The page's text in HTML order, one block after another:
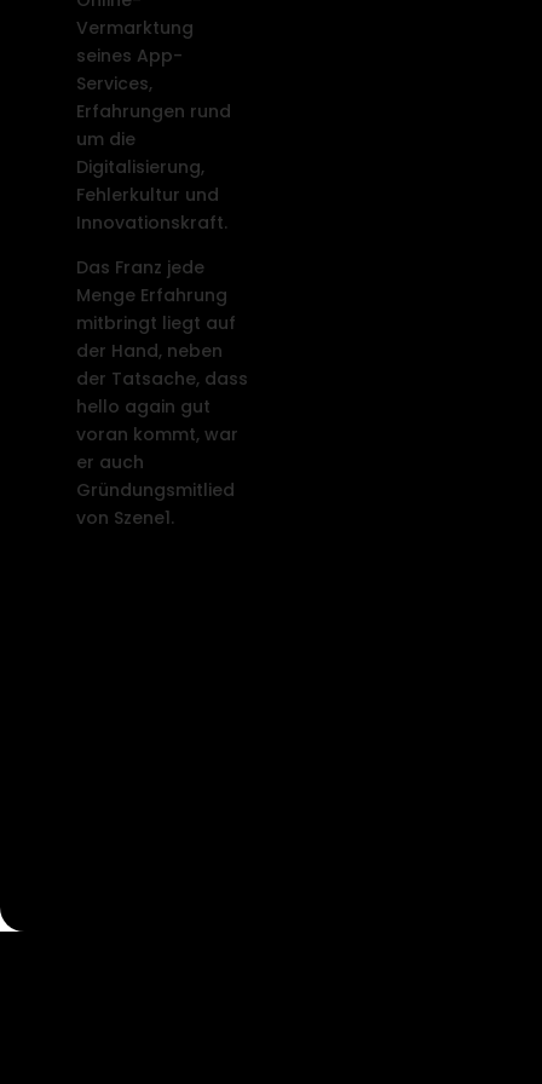
Vermarktung
seines App-
Services,
Erfahrungen rund
um die
Digitalisierung,
Fehlerkultur und
Innovationskraft.
Das Franz jede
Menge Erfahrung
mitbringt liegt auf
der Hand, neben
der Tatsache, dass
hello again gut
voran kommt, war
er auch
Gründungsmitlied
von Szene1.